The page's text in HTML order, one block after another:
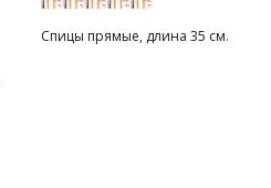
Спицы прямые, длина 35 см.